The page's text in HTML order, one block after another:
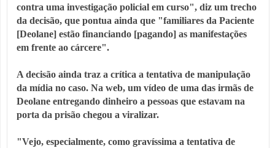
contra uma investigação policial em curso", diz um trecho
da decisão, que pontua ainda que "familiares da Paciente
[Deolane] estão financiando [pagando] as manifestações
em frente ao cárcere".
A decisão ainda traz a crítica a tentativa de manipulação
da mídia no caso. Na web, um vídeo de uma das irmãs de
Deolane entregando dinheiro a pessoas que estavam na
porta da prisão chegou a viralizar.
"Vejo, especialmente, como gravíssima a tentativa de